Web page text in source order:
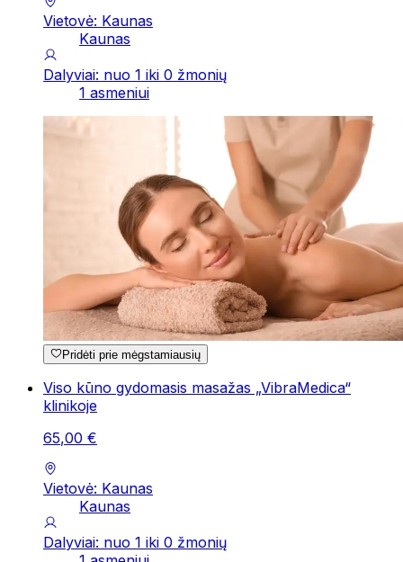
Vietovė: Kaunas
Kaunas
Dalyviai: nuo 1 iki 0 žmonių
1 asmeniui
Pridėti prie mėgstamiausių
Viso kūno gydomasis masažas „VibraMedica“
klinikoje
65,00 €
Vietovė: Kaunas
Kaunas
Dalyviai: nuo 1 iki 0 žmonių